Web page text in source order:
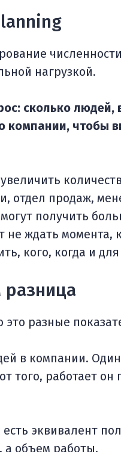
нагрузкой.
сколько людей,
чтобы
отдел продаж,
получить
не ждать момента,
кого, когда и
разница
это разные
в компании.
того, работает
эквивалент
а объем работы.